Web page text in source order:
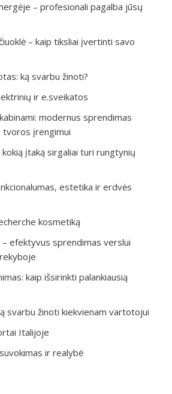
– profesionali pagalba jūsų
– kaip tiksliai įvertinti savo
ką svarbu žinoti?
ir e.sveikatos
modernus sprendimas
įrengimui
įtaką sirgaliai turi rungtynių
estetika ir erdvės
kosmetiką
efektyvus sprendimas verslui
kaip išsirinkti palankiausią
svarbu žinoti kiekvienam vartotojui
Italijoje
ir realybė